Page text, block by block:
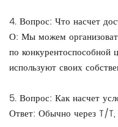
4. Вопрос: Что насчет
О: Мы можем
по конкурентоспособной
используют своих
5. Вопрос: Как насчет
Ответ: Обычно через T/